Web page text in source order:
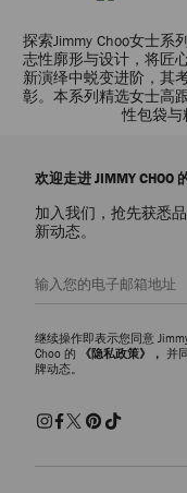
探索Jimmy Choo女士
志性廓形与设计，将匠
新演绎中蜕变进阶，其
彰。本系列精选女士高
性包袋与
欢迎走进 JIMMY CHOO
加入我们，抢先获悉
新动态。
继续操作即表示您同意
Choo 的
《隐私政策》， 并
牌动态。